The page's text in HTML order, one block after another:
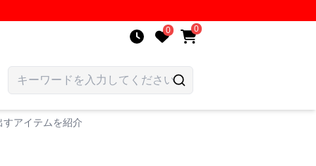
0 0
アイテムを紹介